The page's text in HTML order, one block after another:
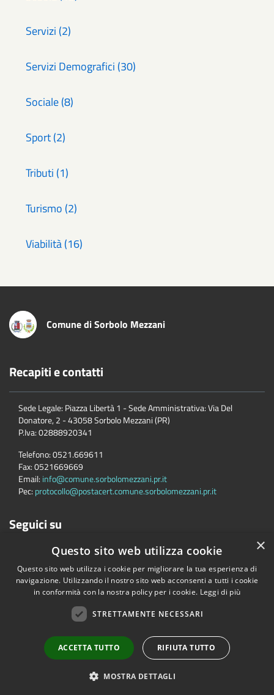
Servizi (2)
Servizi Demografici (30)
Sociale (8)
Sport (2)
Tributi (1)
Turismo (2)
Viabilità (16)
Comune di Sorbolo Mezzani
Recapiti e contatti
Sede Legale: Piazza Libertà 1 - Sede Amministrativa: Via Del
Donatore, 2 - 43058 Sorbolo Mezzani (PR)
P.Iva:02888920341
Telefono:0521.669611
Fax:0521669669
Email: info@comune.sorbolomezzani.pr.it
Pec: protocollo@postacert.comune.sorbolomezzani.pr.it
Seguici su
Accessibilità Privacy Cookie Mappa del sito
Copyright © 2026 • Comune di Sorbolo Mezzani • Powered by
Municipium
Accesso redazione
×
Questo sito web utilizza cookie
Questo sito web utilizza i cookie per migliorare la tua esperienza di
navigazione. Utilizzando il nostro sito web acconsenti a tutti i cookie
in conformità con la nostra policy per i cookie. Leggi di più
STRETTAMENTE NECESSARI
ACCETTA TUTTO RIFIUTA TUTTO
MOSTRA DETTAGLI